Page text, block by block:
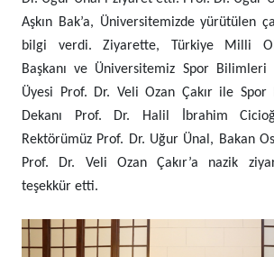
Aşkın Bak’a, Üniversitemizde yürütülen
bilgi verdi. Ziyarette, Türkiye Milli
Başkanı ve Üniversitemiz Spor Bilimleri
Üyesi Prof. Dr. Veli Ozan Çakır ile Spor
Dekanı Prof. Dr. Halil İbrahim
Rektörümüz Prof. Dr. Uğur Ünal, Bakan
Prof. Dr. Veli Ozan Çakır’a nazik
teşekkür etti.